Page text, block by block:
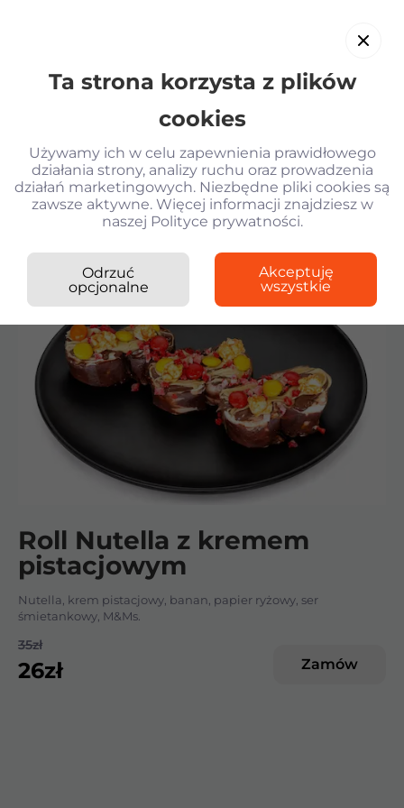
Ta strona korzysta z plików
cookies
Używamy ich w celu zapewnienia prawidłowego
działania strony, analizy ruchu oraz prowadzenia
działań marketingowych. Niezbędne pliki cookies są
zawsze aktywne. Więcej informacji znajdziesz w
naszej Polityce prywatności.
Odrzuć
opcjonalne
Akceptuję
wszystkie
Wróć
Roll Nutella z kremem
Krewetki w tempurze
Sałatka z krewetkami i parmesanem KG
Gunkany z tunczykiem spicy
Roll Nutella z kremem pistacjowym
Roll Nutella z kremem
pistacjowym
Nutella, krem pistacjowy, banan, papier ryżowy, ser
śmietankowy, M&Ms.
35zł
26zł Zamów